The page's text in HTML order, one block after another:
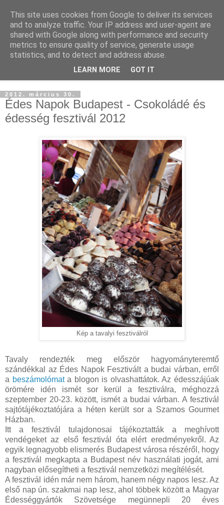
2012. március 30.
Édes Napok Budapest - Csokoládé és
édesség fesztivál 2012
Kép a tavalyi fesztiválról
Tavaly rendezték meg először hagyományteremtő
szándékkal az Édes Napok Fesztivált a budai várban, erről
a beszámolómata blogon is olvashattátok. Az édesszájúak
örömére idén ismét sor kerül a fesztiválra, méghozzá
szeptember 20-23. között, ismét a budai várban. A fesztivál
sajtótájékoztatójára a héten került sor a Szamos Gourmet
Házban.
Itt a fesztivál tulajdonosai tájékoztatták a meghívott
vendégeket az első fesztivál óta elért eredményekről. Az
egyik legnagyobb elismerés Budapest városa részéről, hogy
a fesztivál megkapta a Budapest név használati jogát, ami
nagyban elősegítheti a fesztivál nemzetközi megítélését.
A fesztivál idén már nem három, hanem négy napos lesz. Az
első nap ún. szakmai nap lesz, ahol többek között a Magyar
Édességgyártók Szövetsége megünnepli 20 éves
This site uses cookies from Google to deliver its services
and to analyze traffic. Your IP address and user-agent are
shared with Google along with performance and security
metrics to ensure quality of service, generate usage
statistics, and to detect and address abuse.
LEARN MORE GOT IT